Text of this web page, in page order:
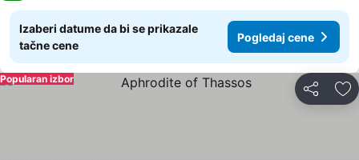
Izaberi datume da bi se prikazale
tačne cene
Pogledaj cene
Deli
Popularan izbor